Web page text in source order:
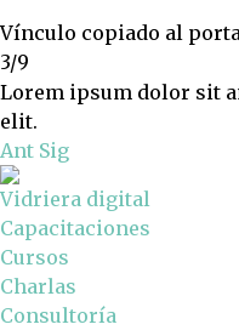
Vínculo copiado al
3/9
Lorem ipsum dolor sit
elit.
Ant Sig
Vidriera digital
Capacitaciones
Cursos
Charlas
Consultoría